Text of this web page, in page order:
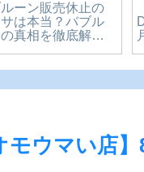
ーン販売休止の
は本当？バブル
真相を徹底解
モウマい店